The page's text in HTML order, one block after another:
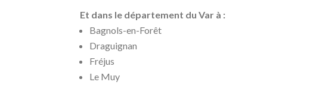
Et dans le département du Var à :
Bagnols-en-Forêt
Draguignan
Fréjus
Le Muy